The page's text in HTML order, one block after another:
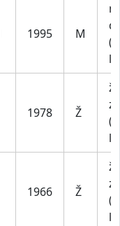
1995 M
1978 Ž
1966 Ž